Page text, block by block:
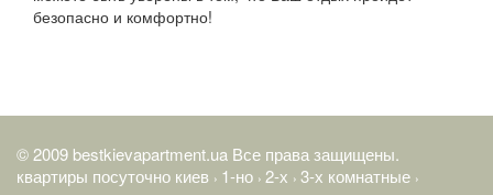
безопасно и комфортно!
© 2009 bestkievapartment.ua Все права защищены.
квартиры посуточно киев › 1-но › 2-х › 3-х комнатные ›